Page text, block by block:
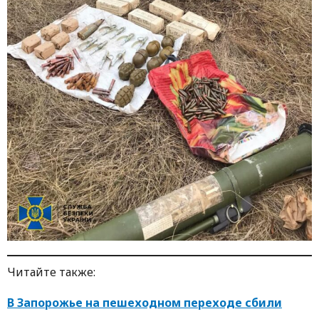
Читайте также:
В Запорожье на пешеходном переходе сбили